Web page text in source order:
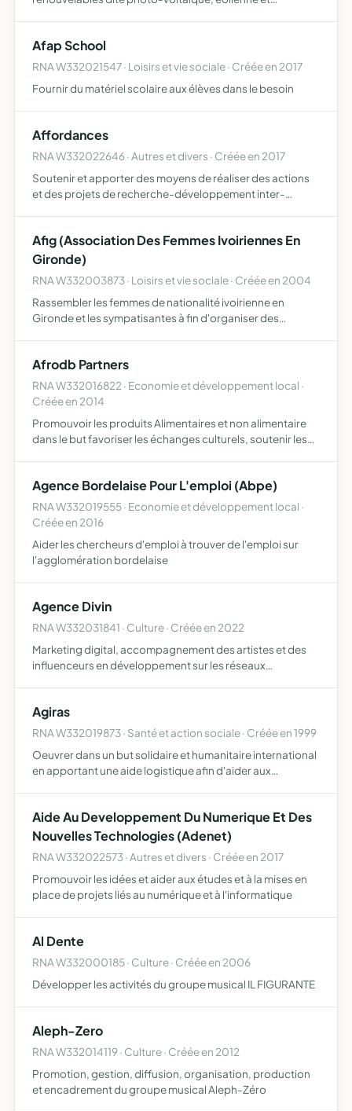
antipersonnel, d…
Afap School
RNA W332021547 · Loisirs et vie sociale · Créée en 2017
Fournir du matériel scolaire aux élèves dans le besoin
Affordances
RNA W332022646 · Autres et divers · Créée en 2017
Soutenir et apporter des moyens de réaliser des actions
et des projets de recherche-développement inter-
Afig (Association Des Femmes Ivoiriennes En
Gironde)
RNA W332003873 · Loisirs et vie sociale · Créée en 2004
Rassembler les femmes de nationalité ivoirienne en
Gironde et les sympatisantes à fin d'organiser des
Afrodb Partners
RNA W332016822 · Economie et développement local ·
Créée en 2014
Promouvoir les produits Alimentaires et non alimentaire
dans le but favoriser les échanges culturels, soutenir les
Agence Bordelaise Pour L'emploi (Abpe)
RNA W332019555 · Economie et développement local ·
Créée en 2016
Aider les chercheurs d'emploi à trouver de l'emploi sur
l'agglomération bordelaise
Agence Divin
RNA W332031841 · Culture · Créée en 2022
Marketing digital, accompagnement des artistes et des
influenceurs en développement sur les réseaux
artistiques
Agiras
RNA W332019873 · Santé et action sociale · Créée en 1999
Oeuvrer dans un but solidaire et humanitaire international
en apportant une aide logistique afin d'aider aux
Aide Au Developpement Du Numerique Et Des
Nouvelles Technologies (Adenet)
RNA W332022573 · Autres et divers · Créée en 2017
Promouvoir les idées et aider aux études et à la mises en
place de projets liés au numérique et à l'informatique
Al Dente
RNA W332000185 · Culture · Créée en 2006
Développer les activités du groupe musical IL FIGURANTE
Aleph-Zero
RNA W332014119 · Culture · Créée en 2012
Promotion, gestion, diffusion, organisation, production
et encadrement du groupe musical Aleph-Zéro